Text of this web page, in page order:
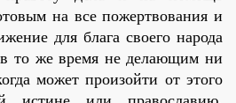
на все пожертвования и
для блага своего народа
то же время не делающим ни
может произойти от этого